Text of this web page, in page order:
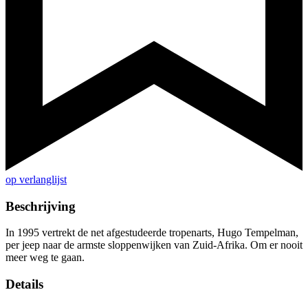
op verlanglijst
Beschrijving
In 1995 vertrekt de net afgestudeerde tropenarts, Hugo Tempelman,
per jeep naar de armste sloppenwijken van Zuid-Afrika. Om er nooit
meer weg te gaan.
Details